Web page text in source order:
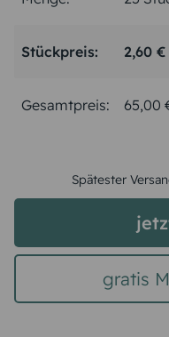
Stückpreis: 2,60 €
Gesamtpreis: 65,00
Spätester
gratis